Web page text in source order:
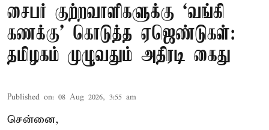
சைபர் குற்றவாளிகளுக்கு ‘வங்கி
கணக்கு’ கொடுத்த ஏஜெண்டுகள்:
தமிழகம் முழுவதும் அதிரடி கைது
Published on: 08 Aug 2026, 3:55 am
சென்னை,